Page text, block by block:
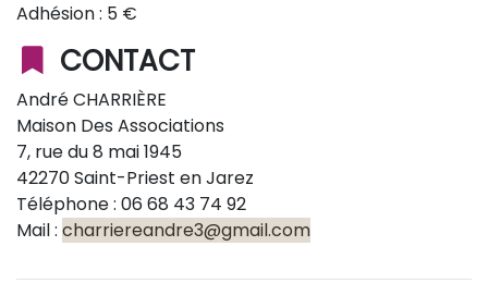
Adhésion : 5 €
CONTACT
André CHARRIÈRE
Maison Des Associations
7, rue du 8 mai 1945
42270 Saint-Priest en Jarez
Téléphone : 06 68 43 74 92
Mail : charriereandre3@gmail.com